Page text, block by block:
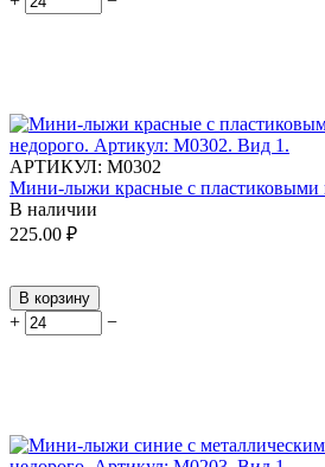
АРТИКУЛ: М0302
Мини-лыжи красные с пластиковыми
В наличии
225.00 ₽
В корзину
+ −